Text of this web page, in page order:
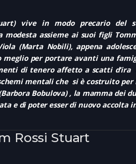
vive in modo precario del
modesta assieme ai suoi figli
(Marta Nobili), appena
per portare avanti una
di tenero affetto a scatti
mentali che si è costruito per
Bobulova) , la mamma dei
e di poter esser di nuovo accolta
Rossi Stuart